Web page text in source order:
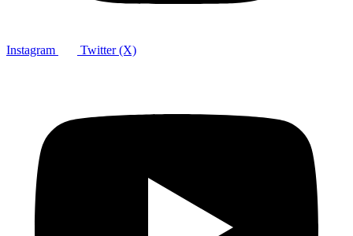
Instagram Twitter (X)